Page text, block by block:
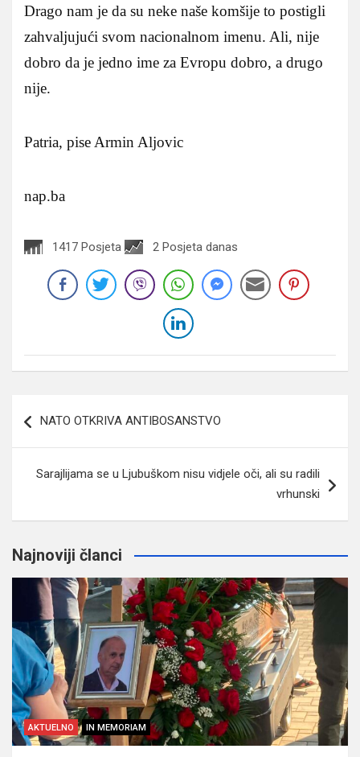
Drago nam je da su neke naše komšije to postigli
zahvaljujući svom nacionalnom imenu. Ali, nije
dobro da je jedno ime za Evropu dobro, a drugo
nije.
Patria, pise Armin Aljovic
nap.ba
1417 Posjeta 2 Posjeta danas
članaka
NATO OTKRIVA ANTIBOSANSTVO
Sarajlijama se u Ljubuškom nisu vidjele oči, ali su radili
vrhunski
Najnoviji članci
AKTUELNO IN MEMORIAM